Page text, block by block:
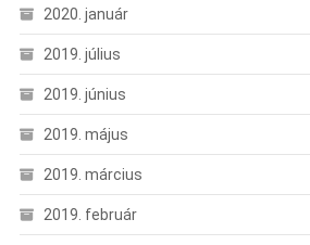
2020. január
2019. július
2019. június
2019. május
2019. március
2019. február